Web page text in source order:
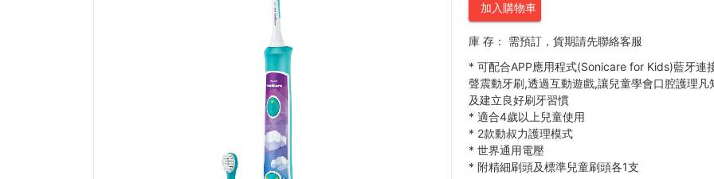
加入購物車
庫 存：
需預訂，貨期請先聯絡客服
* 可配合APP應用程式(Sonicare for Kids)藍牙連
聲震動牙刷,透過互動遊戲,讓兒童學會口腔護理凡
及建立良好刷牙習慣
* 適合4歲以上兒童使用
* 2款動叔力護理模式
* 世界通用電壓
* 附精細刷頭及標準兒童刷頭各1支